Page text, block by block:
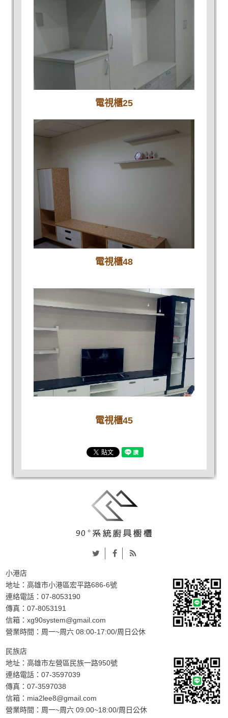
電視櫃25
電視櫃48
電視櫃45
小港店
地址：高雄市小港區宏平路686-6號
連絡電話：07-8053190
傳真：07-8053191
信箱：xg90system@gmail.com
營業時間：周一~周六 08:00-17:00/周日公休
民族店
地址：高雄市左營區民族一路950號
連絡電話：07-3597039
傳真：07-3597038
信箱： mia2lee8@gmail.com
營業時間：周一~周六 09:00~18:00/周日公休